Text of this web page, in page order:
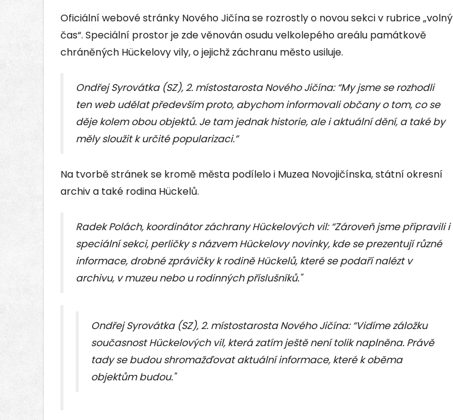
Oficiální webové stránky Nového Jičína se rozrostly o novou sekci v rubrice „volný
čas“. Speciální prostor je zde věnován osudu velkolepého areálu památkově
chráněných Hückelovy vily, o jejichž záchranu město usiluje.
Ondřej Syrovátka (SZ), 2. místostarosta Nového Jičína: “My jsme se rozhodli
ten web udělat především proto, abychom informovali občany o tom, co se
děje kolem obou objektů. Je tam jednak historie, ale i aktuální dění, a také by
měly sloužit k určité popularizaci.”
Na tvorbě stránek se kromě města podílelo i Muzea Novojičínska, státní okresní
archiv a také rodina Hückelů.
Radek Polách, koordinátor záchrany Hückelových vil: “Zároveň jsme připravili i
speciální sekci, perličky s názvem Hückelovy novinky, kde se prezentují různé
informace, drobné zprávičky k rodině Hückelů, které se podaří nalézt v
archivu, v muzeu nebo u rodinných příslušníků."
Ondřej Syrovátka (SZ), 2. místostarosta Nového Jičína: “Vidíme záložku
současnost Hückelových vil, která zatím ještě není tolik naplněna. Právě
tady se budou shromažďovat aktuální informace, které k oběma
objektům budou."